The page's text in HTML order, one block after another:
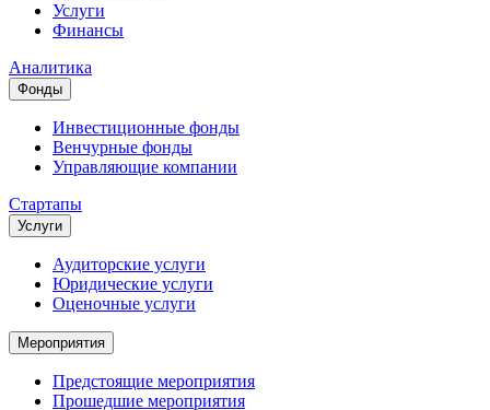
Услуги
Финансы
Аналитика
Фонды
Инвестиционные фонды
Венчурные фонды
Управляющие компании
Стартапы
Услуги
Аудиторские услуги
Юридические услуги
Оценочные услуги
Мероприятия
Предстоящие мероприятия
Прошедшие мероприятия